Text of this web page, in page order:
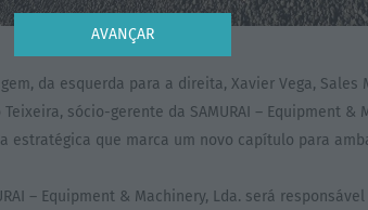
AVANÇAR
da esquerda para a direita, Xavier Vega,
sócio-gerente da SAMURAI – Equipment &
estratégica que marca um novo capítulo para
– Equipment & Machinery, Lda. será